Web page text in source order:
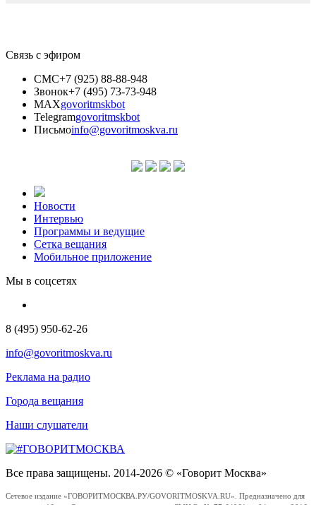
Связь с эфиром
СМС+7 (925) 88-88-948
Звонок+7 (495) 73-73-948
MAXgovoritmskbot
Telegramgovoritmskbot
Письмоinfo@govoritmoskva.ru
Новости
Интервью
Программы и ведущие
Сетка вещания
Мобильное приложение
Мы в соцсетях
8 (495) 950-62-26
info@govoritmoskva.ru
Реклама на радио
Города вещания
Наши слушатели
Все права защищены. 2014-2026 © «Говорит Москва»
Сетевое издание «ГОВОРИТМОСКВА.РУ/GOVORITMOSKVA.RU». Предназначено для